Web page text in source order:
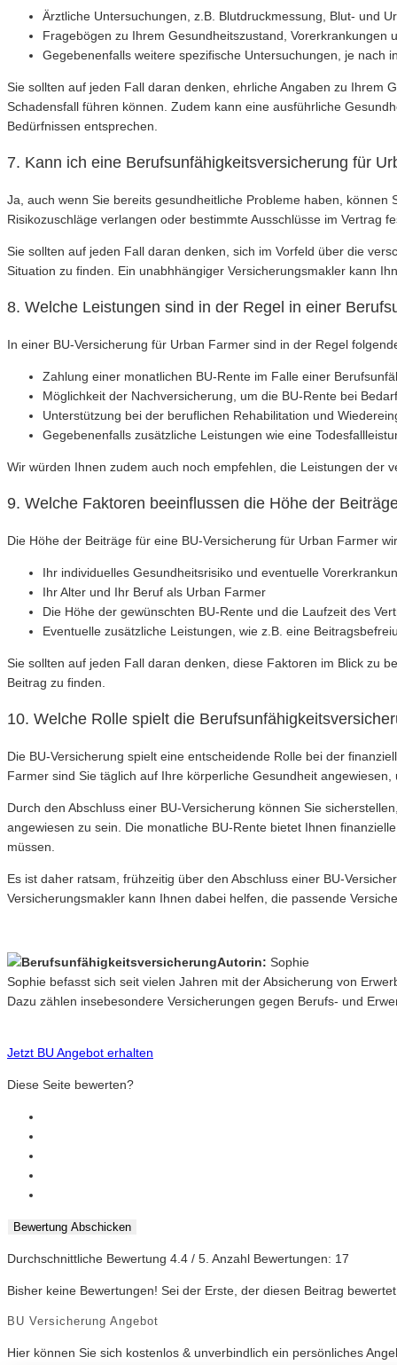
Ärztliche Untersuchungen, z.B. Blutdruckmessung, Blut- und
Fragebögen zu Ihrem Gesundheitszustand, Vorerkrankungen
Gegebenenfalls weitere spezifische Untersuchungen, je nach
Sie sollten auf jeden Fall daran denken, ehrliche Angaben zu Ihrem
Schadensfall führen können. Zudem kann eine ausführliche
Bedürfnissen entsprechen.
7. Kann ich eine Berufsunfähigkeitsversicherung für
Ja, auch wenn Sie bereits gesundheitliche Probleme haben,
Risikozuschläge verlangen oder bestimmte Ausschlüsse im Vertrag
Sie sollten auf jeden Fall daran denken, sich im Vorfeld über die
Situation zu finden. Ein unabhhängiger Versicherungsmakler kann
8. Welche Leistungen sind in der Regel in einer
In einer BU-Versicherung für Urban Farmer sind in der Regel
Zahlung einer monatlichen BU-Rente im Falle einer
Möglichkeit der Nachversicherung, um die BU-Rente bei
Unterstützung bei der beruflichen Rehabilitation und
Gegebenenfalls zusätzliche Leistungen wie eine
Wir würden Ihnen zudem auch noch empfehlen, die Leistungen der
9. Welche Faktoren beeinflussen die Höhe der
Die Höhe der Beiträge für eine BU-Versicherung für Urban Farmer
Ihr individuelles Gesundheitsrisiko und eventuelle
Ihr Alter und Ihr Beruf als Urban Farmer
Die Höhe der gewünschten BU-Rente und die Laufzeit des
Eventuelle zusätzliche Leistungen, wie z.B. eine
Sie sollten auf jeden Fall daran denken, diese Faktoren im Blick zu
Beitrag zu finden.
10. Welche Rolle spielt die
Die BU-Versicherung spielt eine entscheidende Rolle bei der
Farmer sind Sie täglich auf Ihre körperliche Gesundheit
Durch den Abschluss einer BU-Versicherung können Sie
angewiesen zu sein. Die monatliche BU-Rente bietet Ihnen
müssen.
Es ist daher ratsam, frühzeitig über den Abschluss einer BU-
Versicherungsmakler kann Ihnen dabei helfen, die passende
Autorin: Sophie
Sophie befasst sich seit vielen Jahren mit der Absicherung von
Dazu zählen insebesondere Versicherungen gegen Berufs- und
Jetzt BU Angebot erhalten
Diese Seite bewerten?
Bewertung Abschicken
Durchschnittliche Bewertung 4.4 / 5. Anzahl Bewertungen: 17
Bisher keine Bewertungen! Sei der Erste, der diesen Beitrag
BU Versicherung Angebot
Hier können Sie sich kostenlos & unverbindlich ein persönliches